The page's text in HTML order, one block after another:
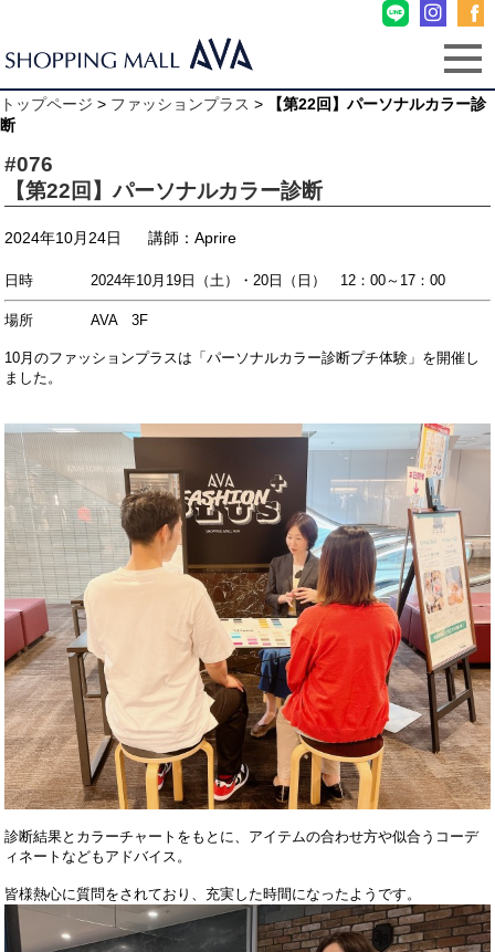
トップページ > ファッションプラス >
【第22回】パーソナルカラー診
断
#076
【第22回】パーソナルカラー診断
2024年10月24日 講師：Aprire
日時 2024年10月19日（土）・20日（日） 12：00～17：00
場所 AVA 3F
10月のファッションプラスは「パーソナルカラー診断プチ体験」を開催し
ました。
診断結果とカラーチャートをもとに、アイテムの合わせ方や似合うコーデ
ィネートなどもアドバイス。
皆様熱心に質問をされており、充実した時間になったようです。